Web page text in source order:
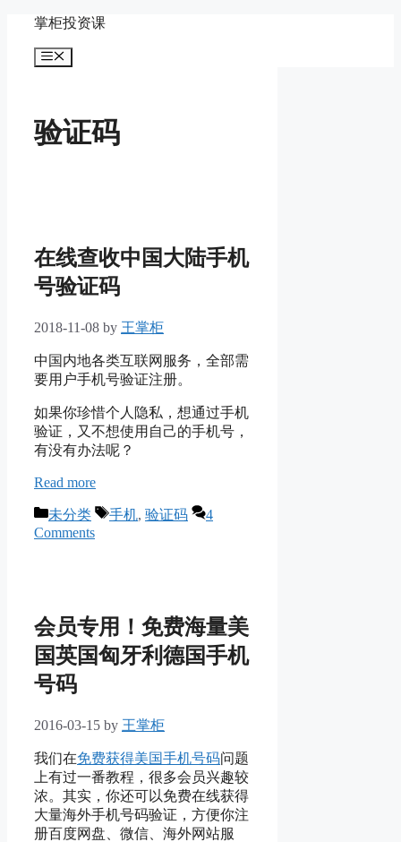
content
掌柜投资课
Menu
验证码
在线查收中国大陆手机
号验证码
2018-11-08 by 王掌柜
中国内地各类互联网服务，全部需
要用户手机号验证注册。
如果你珍惜个人隐私，想通过手机
验证，又不想使用自己的手机号，
有没有办法呢？
Read more
Categories
未分类 Tags
手机, 验证码
4
Comments
会员专用！免费海量美
国英国匈牙利德国手机
号码
2016-03-15 by 王掌柜
我们在免费获得美国手机号码问题
上有过一番教程，很多会员兴趣较
浓。其实，你还可以免费在线获得
大量海外手机号码验证，方便你注
册百度网盘、微信、海外网站服